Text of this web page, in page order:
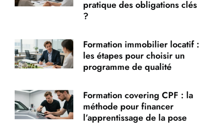
pratique des obligations clés
?
Formation immobilier locatif :
les étapes pour choisir un
programme de qualité
Formation covering CPF : la
méthode pour financer
l’apprentissage de la pose